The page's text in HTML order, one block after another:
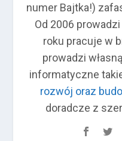
numer Bajtka!)
Od 2006 prowadzi
roku pracuje w
prowadzi
informatyczne
rozwój oraz
doradcze z